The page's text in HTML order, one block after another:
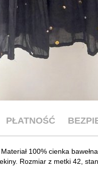
PŁATNOŚĆ
100% cienka
Rozmiar z metki 42,